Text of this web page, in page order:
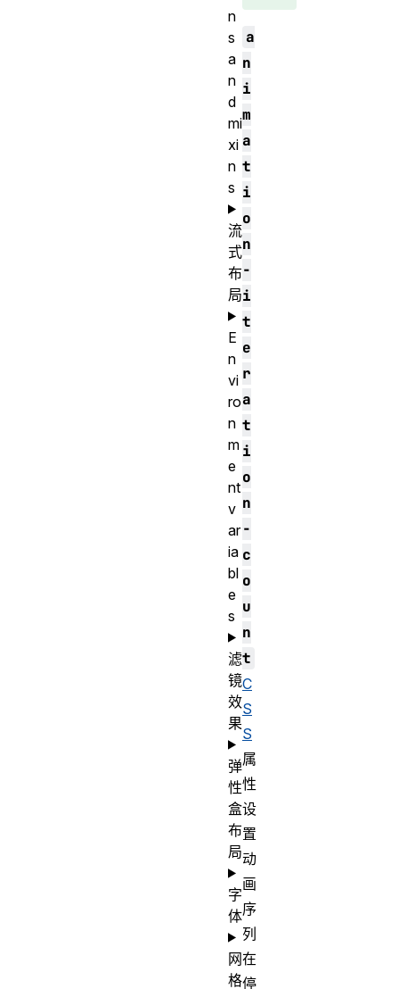
a
n
i
m
a
t
i
o
n
-
i
t
e
r
a
t
i
o
n
-
c
o
u
n
t
C
S
S
属
性
设
置
动
画
序
列
在
停
n
s
a
n
d
mi
xi
n
s
流
式
布
局
E
n
vi
ro
n
m
e
nt
v
ar
ia
bl
e
s
滤
镜
效
果
弹
性
盒
布
局
字
体
网
格